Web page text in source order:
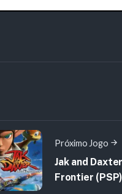
Próximo Jogo
Jak and
Frontier (PSP)